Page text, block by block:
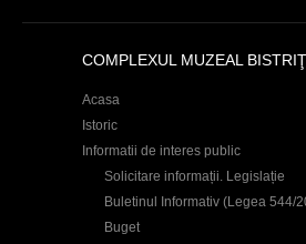
COMPLEXUL MUZEAL
Acasa
Istoric
Informatii de interes public
Solicitare informații. Legislație
Buletinul Informativ (Legea 544/
Buget